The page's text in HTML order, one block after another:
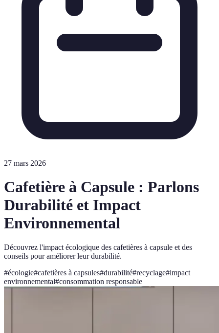
27 mars 2026
Cafetière à Capsule : Parlons
Durabilité et Impact
Environnemental
Découvrez l'impact écologique des cafetières à capsule et des
conseils pour améliorer leur durabilité.
#écologie#cafetières à capsules#durabilité#recyclage#impact
environnemental#consommation responsable